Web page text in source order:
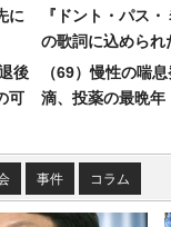
に
後
可
『ドント・パス
の歌詞に込められ
（69）慢性の喘
滴、投薬の最晩年
事件 コラム